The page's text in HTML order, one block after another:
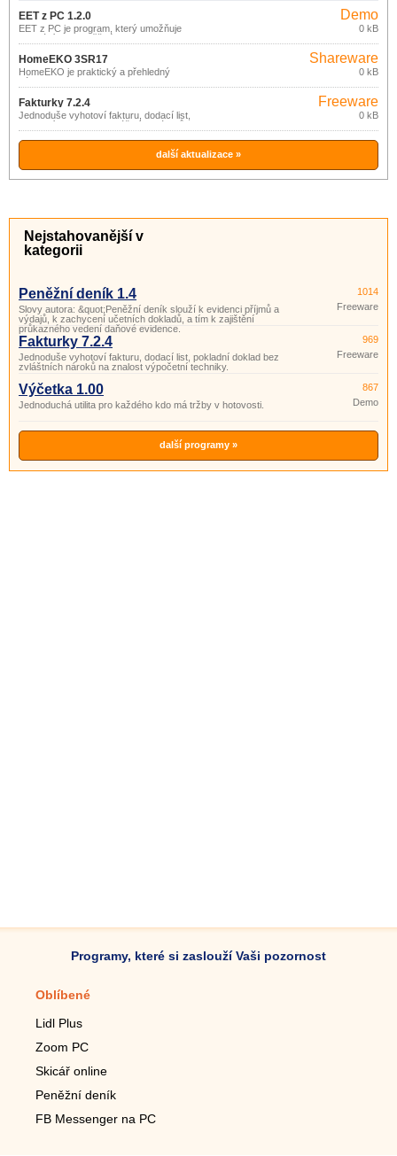
EET z PC 1.2.0
EET z PC je program, který umožňuje
odeslání EET z běžného PC nebo
notebooku.
Demo
0 kB
HomeEKO 3SR17
HomeEKO je praktický a přehledný
nástroj pro evidenci (nejen) financí
domácnosti.
Shareware
0 kB
Fakturky 7.2.4
Jednoduše vyhotoví fakturu, dodací list,
pokladní doklad bez zvláštních nároků
na znalost výpočetní techniky.
Freeware
0 kB
další aktualizace »
Nejstahovanější v
kategorii
Peněžní deník 1.4
Slovy autora: &quot;Peněžní deník slouží k evidenci příjmů a
výdajů, k zachycení učetních dokladů, a tím k zajištění
průkazného vedení daňové evidence.
1014
Freeware
Fakturky 7.2.4
Jednoduše vyhotoví fakturu, dodací list, pokladní doklad bez
zvláštních nároků na znalost výpočetní techniky.
969
Freeware
Výčetka 1.00
Jednoduchá utilita pro každého kdo má tržby v hotovosti.
867
Demo
další programy »
Programy, které si zaslouží Vaši pozornost
Oblíbené
Lidl Plus
Zoom PC
Skicář online
Peněžní deník
FB Messenger na PC